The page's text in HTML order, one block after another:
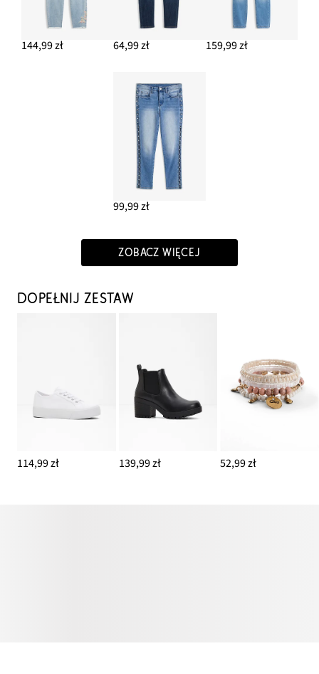
144,99 zł 64,99 zł 159,99 zł
99,99 zł
ZOBACZ WIĘCEJ
DOPEŁNIJ ZESTAW
114,99 zł 139,99 zł 52,99 zł